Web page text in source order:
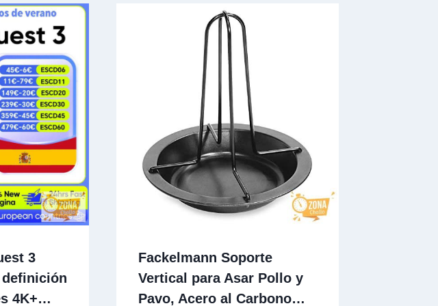
3
definición
4K+…
Fackelmann Soporte
Vertical para Asar Pollo y
Pavo, Acero al Carbono…